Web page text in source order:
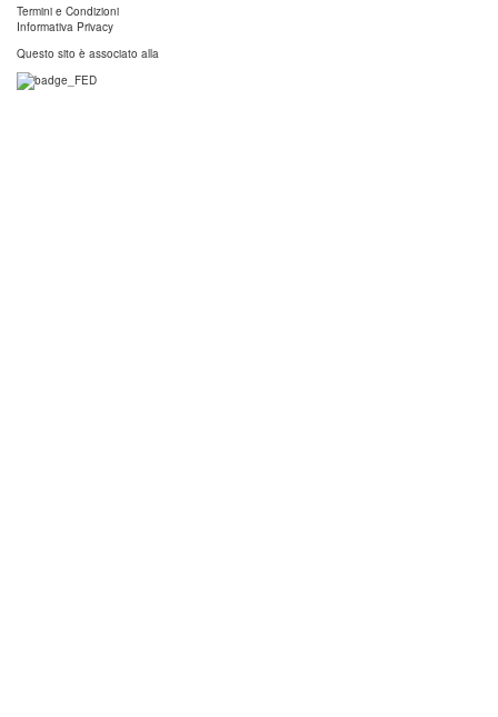
Termini e Condizioni
Informativa Privacy
Questo sito è associato alla